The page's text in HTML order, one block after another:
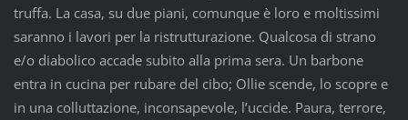
truffa. La casa, su due piani, comunque è loro e moltissimi
saranno i lavori per la ristrutturazione. Qualcosa di strano
e/o diabolico accade subito alla prima sera. Un barbone
entra in cucina per rubare del cibo; Ollie scende, lo scopre e
in una colluttazione, inconsapevole, l’uccide. Paura, terrore,